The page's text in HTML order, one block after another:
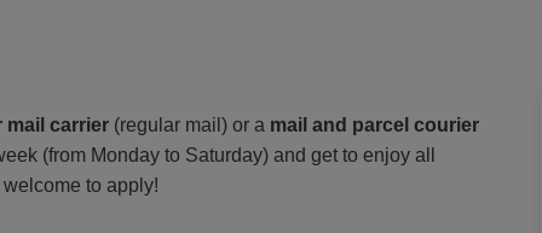
mail carrier (regular mail) or a mail and parcel courier
(from Monday to Saturday) and get to enjoy all
to apply!